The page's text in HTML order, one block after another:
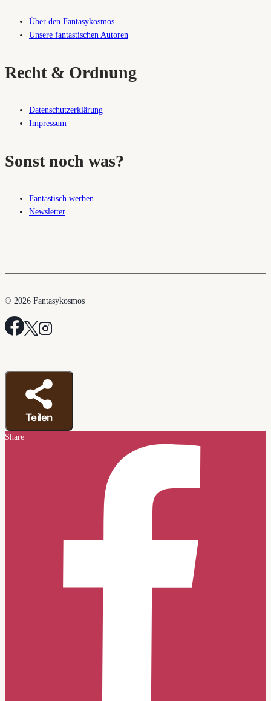
Über den Fantasykosmos
Unsere fantastischen Autoren
Recht & Ordnung
Datenschutzerklärung
Impressum
Sonst noch was?
Fantastisch werben
Newsletter
© 2026 Fantasykosmos
Teilen
Share